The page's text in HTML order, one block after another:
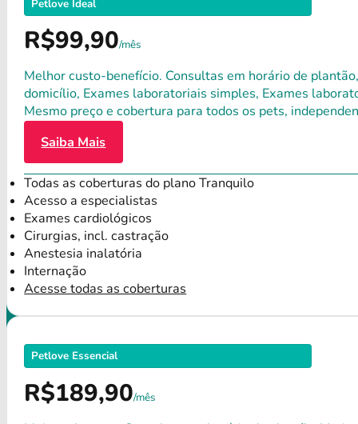
Petlove Ideal
R$99,90/mês
Melhor custo-benefício. Consultas em horário de
domicílio, Exames laboratoriais simples, Exames
Mesmo preço e cobertura para todos os pets,
Saiba Mais
Todas as coberturas do plano Tranquilo
Acesso a especialistas
Exames cardiológicos
Cirurgias, incl. castração
Anestesia inalatória
Internação
Acesse todas as coberturas
Petlove Essencial
R$189,90/mês